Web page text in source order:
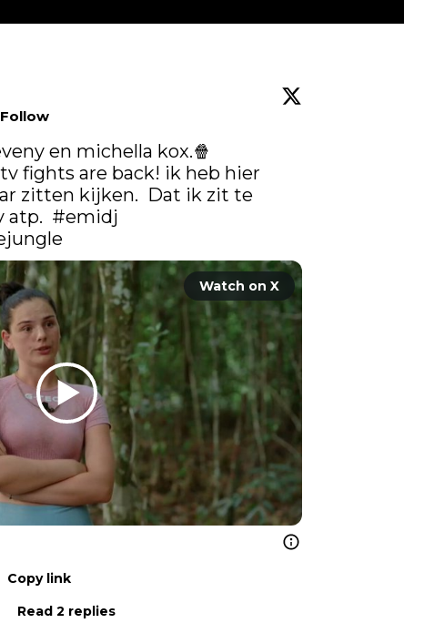
Follow
en michella kox.🍿
fights are back! ik heb hier
zitten kijken.  Dat ik zit te
atp. #emidj
Watch on X
Copy link
Read 2 replies